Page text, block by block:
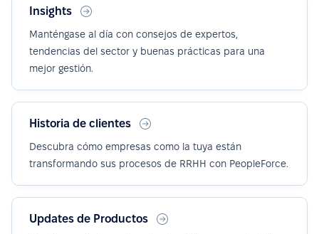
Insights
Manténgase al día con consejos de expertos,
tendencias del sector y buenas prácticas para una
mejor gestión.
Historia de clientes
Descubra cómo empresas como la tuya están
transformando sus procesos de RRHH con PeopleForce.
Updates de Productos